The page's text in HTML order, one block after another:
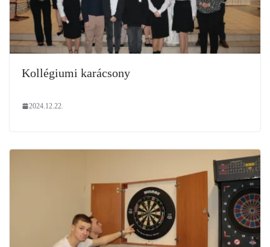
Kollégiumi karácsony
2024.12.22.